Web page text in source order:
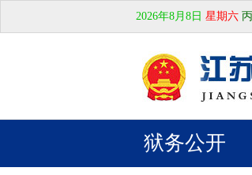
2026年8月8日 星期六
狱务公开